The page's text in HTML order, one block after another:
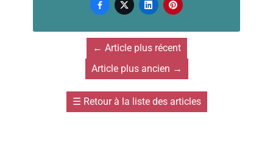
   
← Article plus récent
Article plus ancien →
☰ Retour à la liste des articles